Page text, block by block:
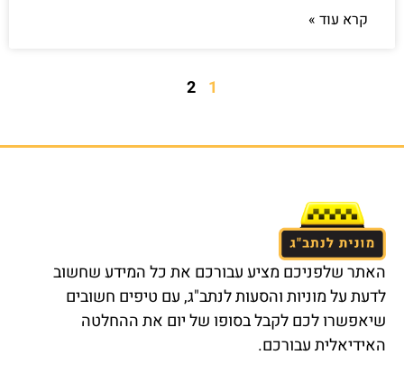
קרא עוד »
1
2
האתר שלפניכם מציע עבורכם את כל המידע שחשוב
לדעת על מוניות והסעות לנתב"ג, עם טיפים חשובים
שיאפשרו לכם לקבל בסופו של יום את ההחלטה
האידיאלית עבורכם.